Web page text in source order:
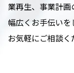
業再生、事業計
幅広くお手伝いを
お気軽にご相談く